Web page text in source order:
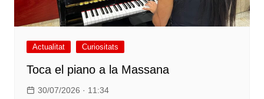
Actualitat Curiositats
Toca el piano a la Massana
30/07/2026 · 11:34